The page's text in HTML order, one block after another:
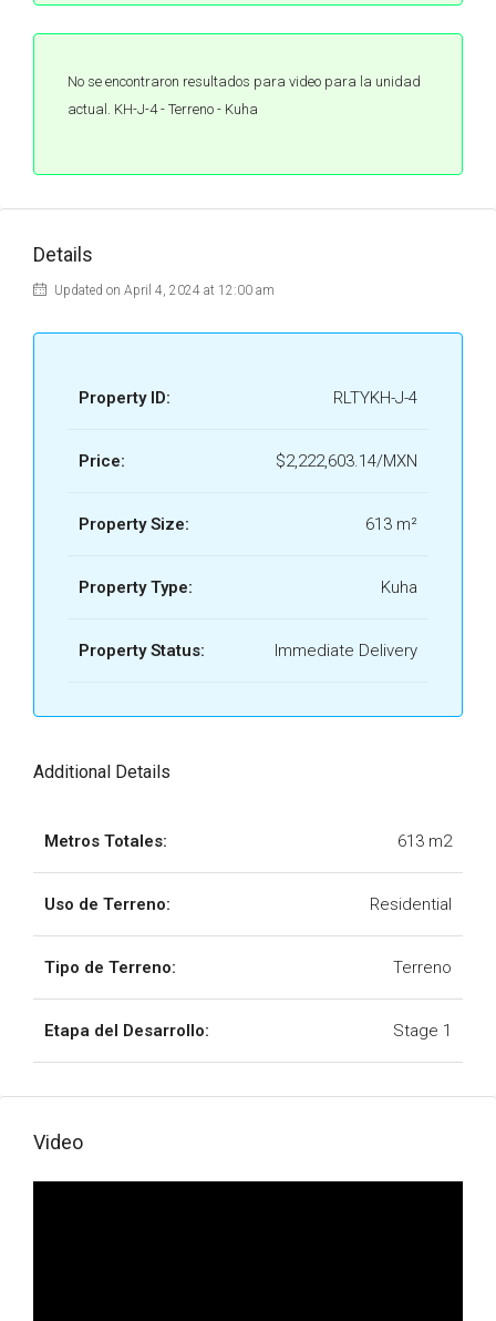
No se encontraron resultados para video para la unidad
actual. KH-J-4 - Terreno - Kuha
Details
Updated on April 4, 2024 at 12:00 am
Property ID: RLTYKH-J-4
Price: $2,222,603.14/MXN
Property Size: 613 m²
Property Type: Kuha
Property Status: Immediate Delivery
Additional Details
Metros Totales: 613 m2
Uso de Terreno: Residential
Tipo de Terreno: Terreno
Etapa del Desarrollo: Stage 1
Video